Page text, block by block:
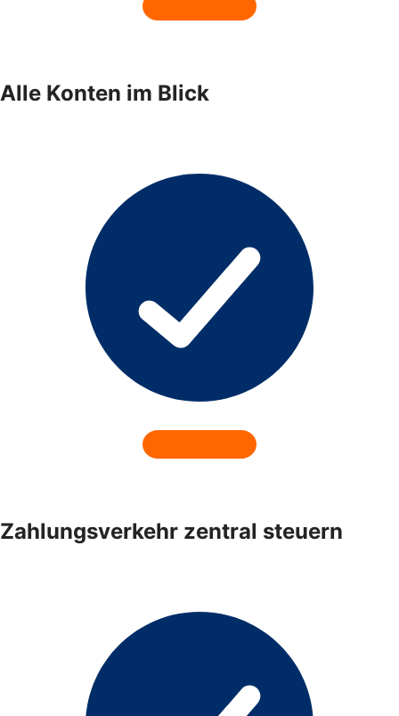
Alle Konten im Blick
Zahlungsverkehr zentral steuern